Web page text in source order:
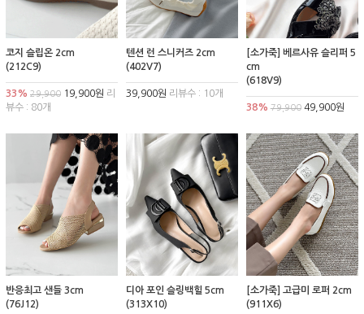
코지 슬립온 2cm
(212C9)
33% 29,900 19,900원 리
뷰수 : 80개
텐션 런 스니커즈 2cm
(402V7)
39,900원 리뷰수 : 10개
[소가죽] 베르사유 슬리퍼 5
cm
(618V9)
38% 79,90049,900원
반응최고 샌들 3cm
(76J12)
디아 포인 슬링백힐 5cm
(313X10)
[소가죽] 고급미 로퍼 2cm
(911X6)